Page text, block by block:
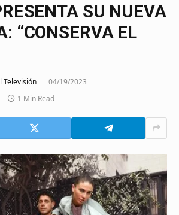
SU NUEVA
“CONSERVA EL
Televisión
04/19/2023
1 Min Read